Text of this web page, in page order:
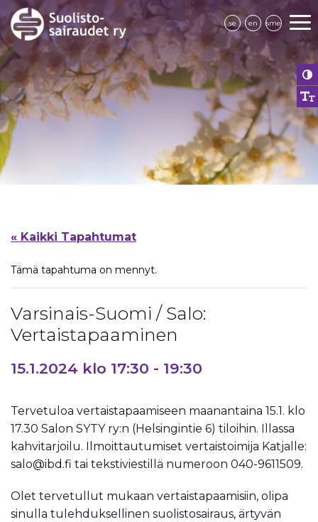
se en sme
« Kaikki Tapahtumat
Tämä tapahtuma on mennyt.
Varsinais-Suomi / Salo:
Vertaistapaaminen
15.1.2024 klo 17:30 - 19:30
Tervetuloa vertaistapaamiseen maanantaina 15.1. klo
17.30 Salon SYTY ry:n (Helsingintie 6) tiloihin. Illassa
kahvitarjoilu. Ilmoittautumiset vertaistoimija Katjalle:
salo@ibd.fi tai tekstiviestillä numeroon 040-9611509.
Olet tervetullut mukaan vertaistapaamisiin, olipa
sinulla tulehduksellinen suolistosairaus, ärtyvän